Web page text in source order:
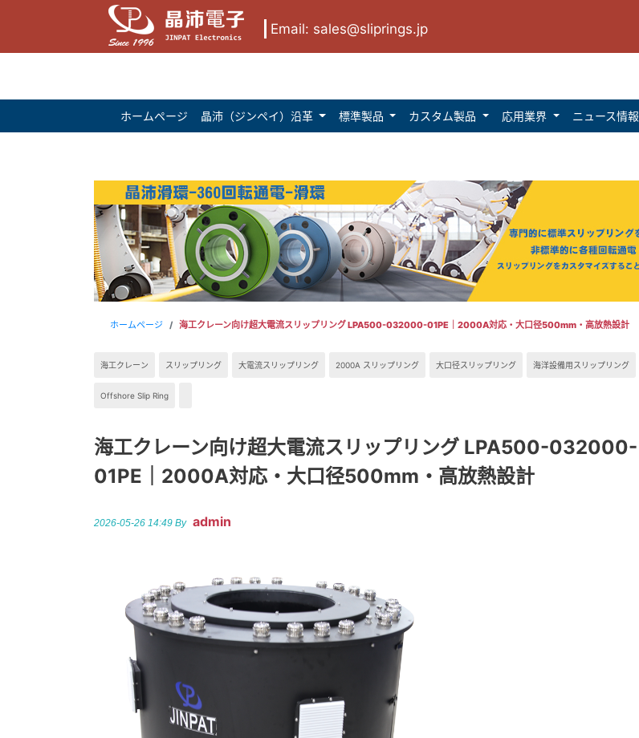
Email: sales@sliprings.jp
ホームページ 晶沛（ジンペイ）沿革 標準製品 カスタム製品 応用業界 ニュース情報
ホームページ 海工クレーン向け超大電流スリップリング LPA500-032000-01PE｜2000A対応・大口径500mm・高放熱設計
海工クレーン スリップリング 大電流スリップリング 2000A スリップリング 大口径スリップリング 海洋設備用スリップリング
Offshore Slip Ring
海工クレーン向け超大電流スリップリング LPA500-032000-
01PE｜2000A対応・大口径500mm・高放熱設計
2026-05-26 14:49 By admin